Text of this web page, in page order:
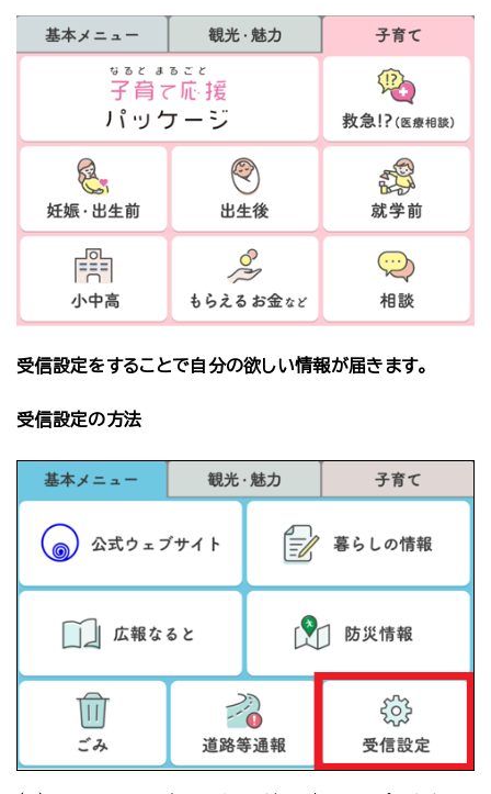
受信設定をすることで自分の欲しい情報が届きます。
受信設定の方法